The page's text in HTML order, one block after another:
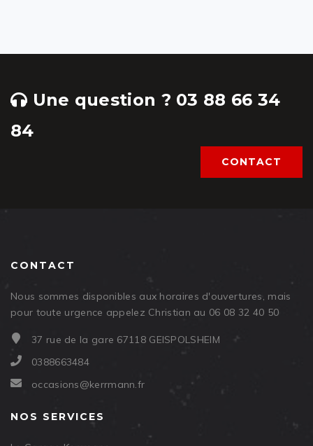
Une question ? 03 88 66 34
84
CONTACT
CONTACT
Nous sommes disponibles aux horaires d'ouvertures, mais
pour toute urgence appelez Christian au 06 08 32 40 50
37 rue de la gare 67118 GEISPOLSHEIM
0388663484
occasions@kerrmann.fr
NOS SERVICES